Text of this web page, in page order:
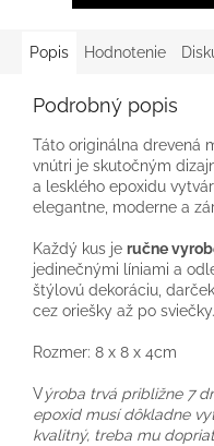
Popis Hodnotenie
Podrobný popis
Táto originálna drevená
vnútri je skutočným
a lesklého epoxidu
elegantne, moderne a
Každý kus je ručne
jedinečnými líniami a
štýlovú dekoráciu,
cez oriešky až po sviečky.
Rozmer: 8 x 8 x 4cm
Výroba trvá približne 7
epoxid musí dôkladne
kvalitný, treba mu